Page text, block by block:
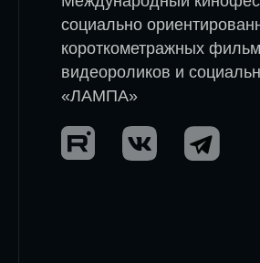
социально
короткометражных
видеороликов и
«ЛАМПА»